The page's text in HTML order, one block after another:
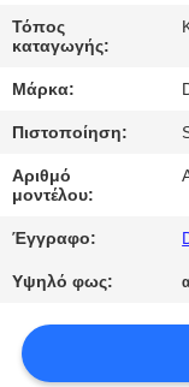
ΈΛΕΓΧΟΣ
ΜΑΣ
ΕΛΆΤΕ
ΣΕ
ΜΕ
ΖΗΤΉΣΤΕ
Τόπος
καταγωγής:
Μάρκα:
Πιστοποίηση:
Αριθμό
μοντέλου:
Έγγραφο:
Υψηλό φως: